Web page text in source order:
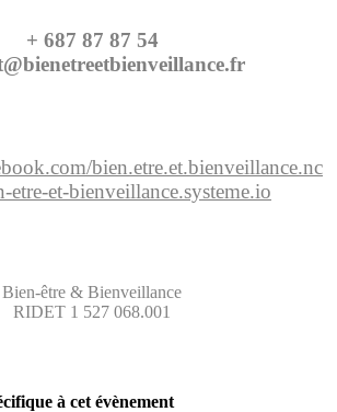
+ 687 87 87 54
bien.etre.et.bienveillance.nc
etre-et-bienveillance.systeme.io
Bien-être & Bienveillance
RIDET 1 527 068.001
à cet évènement